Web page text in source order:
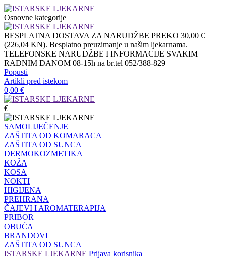
Osnovne kategorije
BESPLATNA DOSTAVA ZA NARUDŽBE PREKO 30,00 €
(226,04 KN). Besplatno preuzimanje u našim ljekarnama.
TELEFONSKE NARUDŽBE I INFORMACIJE SVAKIM
RADNIM DANOM 08-15h na br.tel 052/388-829
Popusti
Artikli pred istekom
0,00 €
€
SAMOLIJEČENJE
ZAŠTITA OD KOMARACA
ZAŠTITA OD SUNCA
DERMOKOZMETIKA
KOŽA
KOSA
NOKTI
HIGIJENA
PREHRANA
ČAJEVI I AROMATERAPIJA
PRIBOR
OBUĆA
BRANDOVI
ZAŠTITA OD SUNCA
ISTARSKE LJEKARNE Prijava korisnika